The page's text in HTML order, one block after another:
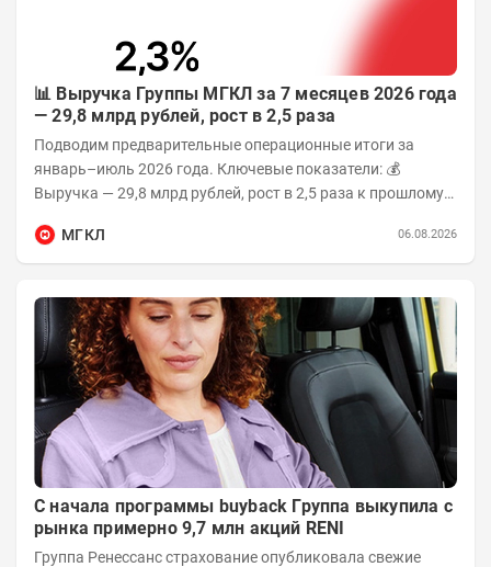
📊 Выручка Группы МГКЛ за 7 месяцев 2026 года
— 29,8 млрд рублей, рост в 2,5 раза
Подводим предварительные операционные итоги за
январь–июль 2026 года. Ключевые показатели: 💰
Выручка — 29,8 млрд рублей, рост в 2,5 раза к прошлому
МГКЛ
06.08.2026
С начала программы buyback Группа выкупила с
рынка примерно 9,7 млн акций RENI
Группа Ренессанс страхование опубликовала свежие